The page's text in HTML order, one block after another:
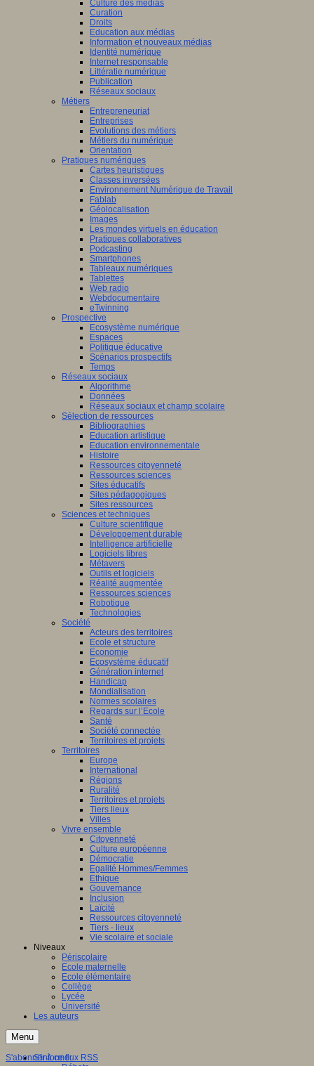
Culture des médias
Curation
Droits
Education aux médias
Information et nouveaux médias
Identité numérique
Internet responsable
Littératie numérique
Publication
Réseaux sociaux
Métiers
Entrepreneuriat
Entreprises
Evolutions des métiers
Métiers du numérique
Orientation
Pratiques numériques
Cartes heuristiques
Classes inversées
Environnement Numérique de Travail
Fablab
Géolocalisation
Images
Les mondes virtuels en éducation
Pratiques collaboratives
Podcasting
Smartphones
Tableaux numériques
Tablettes
Web radio
Webdocumentaire
eTwinning
Prospective
Ecosystème numérique
Espaces
Politique éducative
Scénarios prospectifs
Temps
Réseaux sociaux
Algorithme
Données
Réseaux sociaux et champ scolaire
Sélection de ressources
Bibliographies
Education artistique
Education environnementale
Histoire
Ressources citoyenneté
Ressources sciences
Sites éducatifs
Sites pédagogiques
Sites ressources
Sciences et techniques
Culture scientifique
Développement durable
Intelligence artificielle
Logiciels libres
Métavers
Outils et logiciels
Réalité augmentée
Ressources sciences
Robotique
Technologies
Société
Acteurs des territoires
Ecole et structure
Economie
Ecosystème éducatif
Génération internet
Handicap
Mondialisation
Normes scolaires
Regards sur l’Ecole
Santé
Société connectée
Territoires et projets
Territoires
Europe
International
Régions
Ruralité
Territoires et projets
Tiers lieux
Villes
Vivre ensemble
Citoyenneté
Culture européenne
Démocratie
Egalité Hommes/Femmes
Ethique
Gouvernance
Inclusion
Laïcité
Ressources citoyenneté
Tiers - lieux
Vie scolaire et sociale
Niveaux
Périscolaire
Ecole maternelle
Ecole élémentaire
Collège
Lycée
Université
Les auteurs
Menu
S'informer
S'abonner à ce flux RSS